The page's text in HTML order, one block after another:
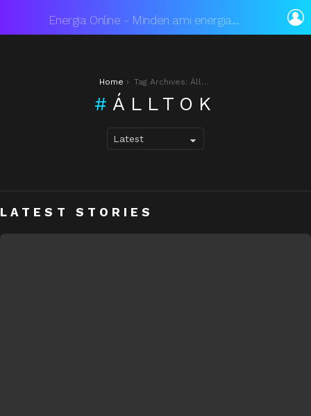
Energia Online - Minden ami energia...
Home Tag Archives: Álltok
ÁLLTOK
LATEST STORIES